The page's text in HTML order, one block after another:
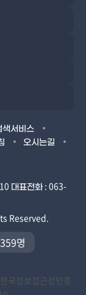
색서비스
오시는길
대표전화: 063-
Reserved.
359명